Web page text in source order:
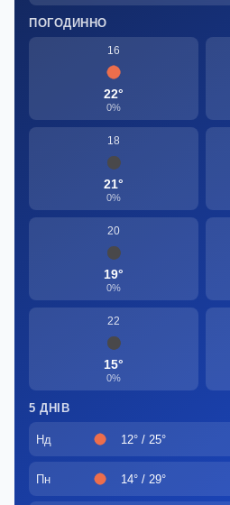
ПОГОДИННО
16
22°
0%
18
21°
0%
20
19°
0%
22
15°
0%
5 ДНІВ
Нд 12° / 25°
Пн 14° / 29°